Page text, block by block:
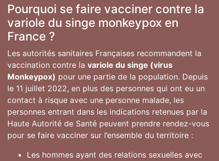
Pourquoi se faire vacciner contre la
variole du singe monkeypox en
France ?
Les autorités sanitaires Françaises recommandent la
vaccination contre la variole du singe (virus
Monkeypox) pour une partie de la population. Depuis
le 11 juillet 2022, en plus des personnes qui ont eu un
contact à risque avec une personne malade, les
personnes entrant dans les indications retenues par la
Haute Autorité de Santé peuvent prendre rendez-vous
pour se faire vacciner sur l’ensemble du territoire :
Les hommes ayant des relations sexuelles avec